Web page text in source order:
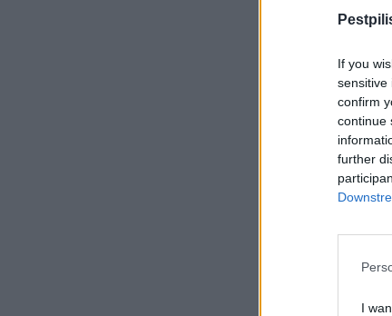
If you
sensitive
confirm
continue
further
I